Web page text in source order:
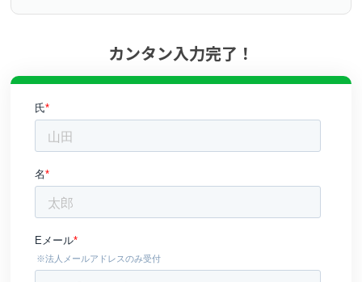
カンタン入力完了！